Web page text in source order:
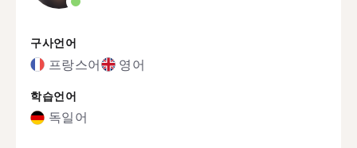
구사언어
프랑스어 영어
학습언어
독일어